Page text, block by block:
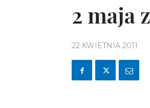
2 maja
22 KWIETNIA 2011